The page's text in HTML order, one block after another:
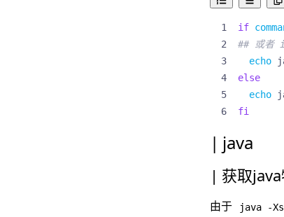
if
## 或者
echo
else
echo
fi
java
获取
由于 java -